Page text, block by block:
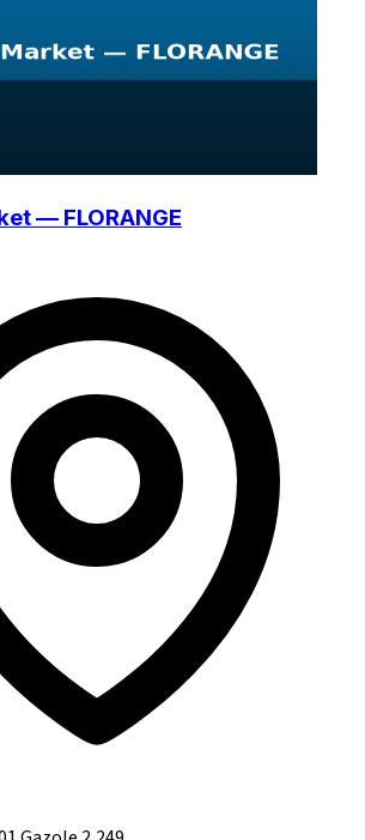
— FLORANGE